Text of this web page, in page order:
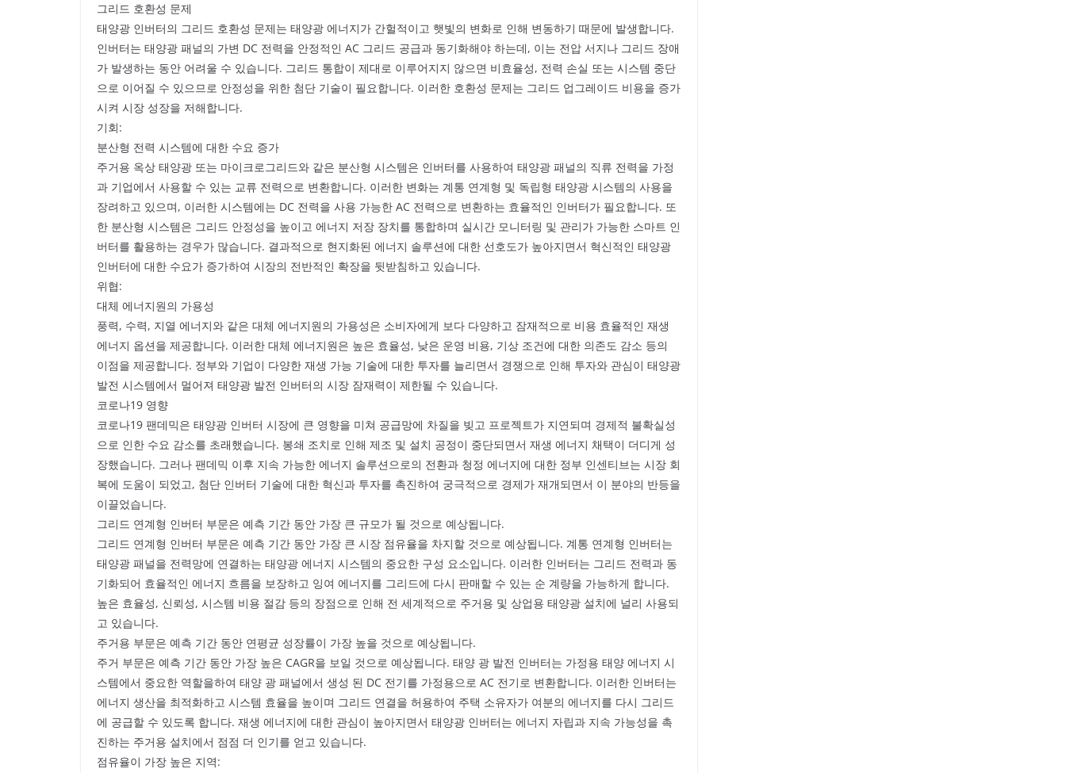
그리드 호환성 문제
태양광 인버터의 그리드 호환성 문제는 태양광 에너지가 간헐적이고 햇빛의 변화로 인해 변동하기 때문에 발생합니다.
인버터는 태양광 패널의 가변 DC 전력을 안정적인 AC 그리드 공급과 동기화해야 하는데, 이는 전압 서지나 그리드 장애
가 발생하는 동안 어려울 수 있습니다. 그리드 통합이 제대로 이루어지지 않으면 비효율성, 전력 손실 또는 시스템 중단
으로 이어질 수 있으므로 안정성을 위한 첨단 기술이 필요합니다. 이러한 호환성 문제는 그리드 업그레이드 비용을 증가
시켜 시장 성장을 저해합니다.
기회:
분산형 전력 시스템에 대한 수요 증가
주거용 옥상 태양광 또는 마이크로그리드와 같은 분산형 시스템은 인버터를 사용하여 태양광 패널의 직류 전력을 가정
과 기업에서 사용할 수 있는 교류 전력으로 변환합니다. 이러한 변화는 계통 연계형 및 독립형 태양광 시스템의 사용을
장려하고 있으며, 이러한 시스템에는 DC 전력을 사용 가능한 AC 전력으로 변환하는 효율적인 인버터가 필요합니다. 또
한 분산형 시스템은 그리드 안정성을 높이고 에너지 저장 장치를 통합하며 실시간 모니터링 및 관리가 가능한 스마트 인
버터를 활용하는 경우가 많습니다. 결과적으로 현지화된 에너지 솔루션에 대한 선호도가 높아지면서 혁신적인 태양광
인버터에 대한 수요가 증가하여 시장의 전반적인 확장을 뒷받침하고 있습니다.
위협:
대체 에너지원의 가용성
풍력, 수력, 지열 에너지와 같은 대체 에너지원의 가용성은 소비자에게 보다 다양하고 잠재적으로 비용 효율적인 재생
에너지 옵션을 제공합니다. 이러한 대체 에너지원은 높은 효율성, 낮은 운영 비용, 기상 조건에 대한 의존도 감소 등의
이점을 제공합니다. 정부와 기업이 다양한 재생 가능 기술에 대한 투자를 늘리면서 경쟁으로 인해 투자와 관심이 태양광
발전 시스템에서 멀어져 태양광 발전 인버터의 시장 잠재력이 제한될 수 있습니다.
코로나19 영향
코로나19 팬데믹은 태양광 인버터 시장에 큰 영향을 미쳐 공급망에 차질을 빚고 프로젝트가 지연되며 경제적 불확실성
으로 인한 수요 감소를 초래했습니다. 봉쇄 조치로 인해 제조 및 설치 공정이 중단되면서 재생 에너지 채택이 더디게 성
장했습니다. 그러나 팬데믹 이후 지속 가능한 에너지 솔루션으로의 전환과 청정 에너지에 대한 정부 인센티브는 시장 회
복에 도움이 되었고, 첨단 인버터 기술에 대한 혁신과 투자를 촉진하여 궁극적으로 경제가 재개되면서 이 분야의 반등을
이끌었습니다.
그리드 연계형 인버터 부문은 예측 기간 동안 가장 큰 규모가 될 것으로 예상됩니다.
그리드 연계형 인버터 부문은 예측 기간 동안 가장 큰 시장 점유율을 차지할 것으로 예상됩니다. 계통 연계형 인버터는
태양광 패널을 전력망에 연결하는 태양광 에너지 시스템의 중요한 구성 요소입니다. 이러한 인버터는 그리드 전력과 동
기화되어 효율적인 에너지 흐름을 보장하고 잉여 에너지를 그리드에 다시 판매할 수 있는 순 계량을 가능하게 합니다.
높은 효율성, 신뢰성, 시스템 비용 절감 등의 장점으로 인해 전 세계적으로 주거용 및 상업용 태양광 설치에 널리 사용되
고 있습니다.
주거용 부문은 예측 기간 동안 연평균 성장률이 가장 높을 것으로 예상됩니다.
주거 부문은 예측 기간 동안 가장 높은 CAGR을 보일 것으로 예상됩니다. 태양 광 발전 인버터는 가정용 태양 에너지 시
스템에서 중요한 역할을하여 태양 광 패널에서 생성 된 DC 전기를 가정용으로 AC 전기로 변환합니다. 이러한 인버터는
에너지 생산을 최적화하고 시스템 효율을 높이며 그리드 연결을 허용하여 주택 소유자가 여분의 에너지를 다시 그리드
에 공급할 수 있도록 합니다. 재생 에너지에 대한 관심이 높아지면서 태양광 인버터는 에너지 자립과 지속 가능성을 촉
진하는 주거용 설치에서 점점 더 인기를 얻고 있습니다.
점유율이 가장 높은 지역: